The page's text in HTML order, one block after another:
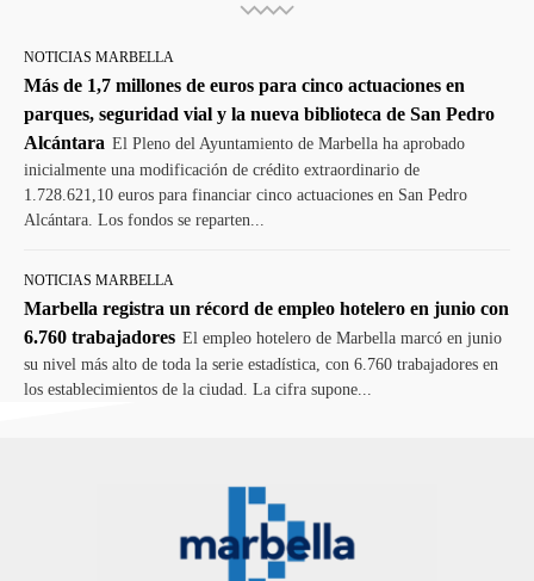
NOTICIAS MARBELLA
Más de 1,7 millones de euros para cinco actuaciones en
parques, seguridad vial y la nueva biblioteca de San Pedro
Alcántara El Pleno del Ayuntamiento de Marbella ha aprobado
inicialmente una modificación de crédito extraordinario de
1.728.621,10 euros para financiar cinco actuaciones en San Pedro
Alcántara. Los fondos se reparten...
NOTICIAS MARBELLA
Marbella registra un récord de empleo hotelero en junio con
6.760 trabajadores El empleo hotelero de Marbella marcó en junio
su nivel más alto de toda la serie estadística, con 6.760 trabajadores en
los establecimientos de la ciudad. La cifra supone...